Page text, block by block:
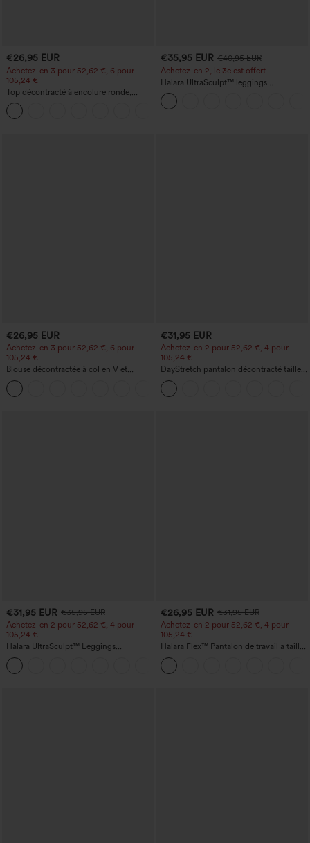
€26,95 EUR
Achetez-en 3 pour 52,62 €, 6 pour
105,24 €
Top décontracté à encolure ronde,
manches chauve-souris et coupe ample
€35,95 EUR €40,95 EUR
Achetez-en 2, le 3e est offert
Halara UltraSculpt™ leggings
d'entraînement taille haute — fronces
liftantes pour le fessier, maintien gainant
du ventre et poche
€26,95 EUR
Achetez-en 3 pour 52,62 €, 6 pour
105,24 €
Blouse décontractée à col en V et
manches courtes bouffantes
€31,95 EUR
Achetez-en 2 pour 52,62 €, 4 pour
105,24 €
DayStretch pantalon décontracté taille
haute avec poches et coupe droite
€31,95 EUR €35,95 EUR
Achetez-en 2 pour 52,62 €, 4 pour
105,24 €
Halara UltraSculpt™ Leggings
d'entraînement sculptants taille haute,
effet ventre plat, avec poche
€26,95 EUR €31,95 EUR
Achetez-en 2 pour 52,62 €, 4 pour
105,24 €
Halara Flex™ Pantalon de travail à taille
haute, jambe large, avec poches, en
maille gaufrée